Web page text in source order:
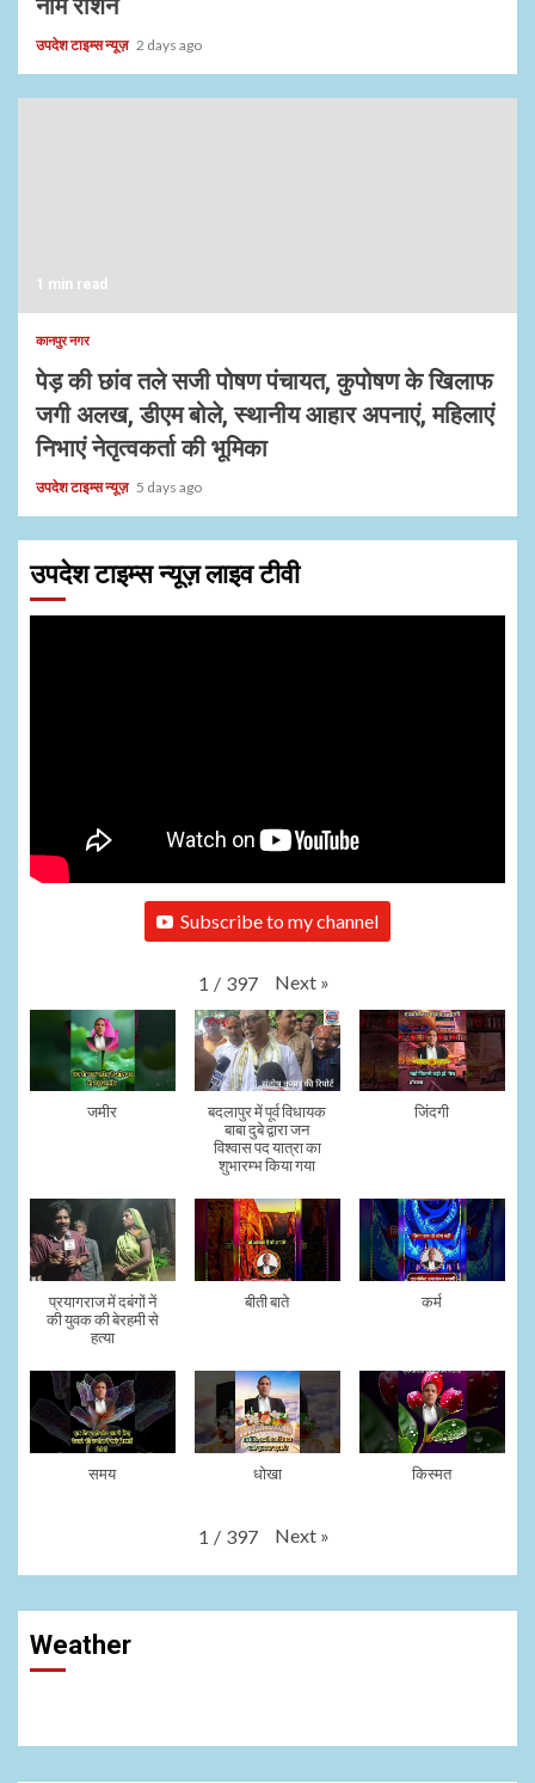
नाम रोशन
उपदेश टाइम्स न्यूज़ 2 days ago
1 min read
कानपुर नगर
पेड़ की छांव तले सजी पोषण पंचायत, कुपोषण के खिलाफ
जगी अलख, डीएम बोले, स्थानीय आहार अपनाएं, महिलाएं
निभाएं नेतृत्वकर्ता की भूमिका
उपदेश टाइम्स न्यूज़ 5 days ago
उपदेश टाइम्स न्यूज़ लाइव टीवी
Subscribe to my channel
1 / 397 Next »
जमीर
बदलापुर में पूर्व विधायक
बाबा दुबे द्वारा जन
विश्वास पद यात्रा का
शुभारम्भ किया गया
जिंदगी
प्रयागराज में दबंगों नें
की युवक की बेरहमी से
हत्या
बीती बाते कर्म
समय धोखा किस्मत
1 / 397 Next »
Weather